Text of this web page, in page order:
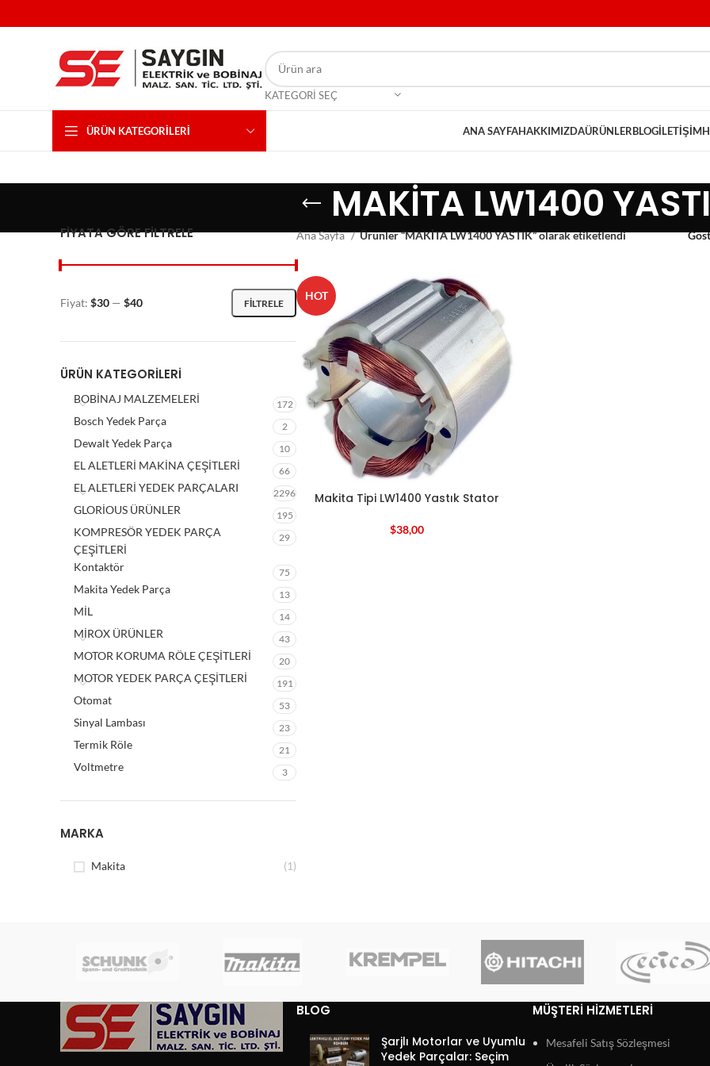
KATEGORI SEÇ
ÜRÜN KATEGORILERI ANA SAYFAHAKKIMIZDAÜRÜNLERBLOGİLETIŞIM
MAKİTA LW1400
FIYATA GÖRE FILTRELE
FILTRELE
Fiyat: $30 — $40
ÜRÜN KATEGORILERI
BOBİNAJ MALZEMELERİ 172
Bosch Yedek Parça 2
Dewalt Yedek Parça 10
EL ALETLERİ MAKİNA ÇEŞİTLERİ 66
EL ALETLERİ YEDEK PARÇALARI 2296
GLORİOUS ÜRÜNLER 195
KOMPRESÖR YEDEK PARÇA
ÇEŞİTLERİ
29
Kontaktör 75
Makita Yedek Parça 13
MİL 14
MİROX ÜRÜNLER 43
MOTOR KORUMA RÖLE ÇEŞİTLERİ 20
MOTOR YEDEK PARÇA ÇEŞİTLERİ 191
Otomat 53
Sinyal Lambası 23
Termik Röle 21
Voltmetre 3
MARKA
Makita (1)
Ana Sayfa Ürünler “MAKİTA LW1400 YASTIK” olarak etiketlendi
HOT
Makita Tipi LW1400 Yastık Stator
$38,00
BLOG
Şarjlı Motorlar ve Uyumlu
Yedek Parçalar: Seçim
MÜŞTERI HIZMETLERI
Mesafeli Satış Sözleşmesi